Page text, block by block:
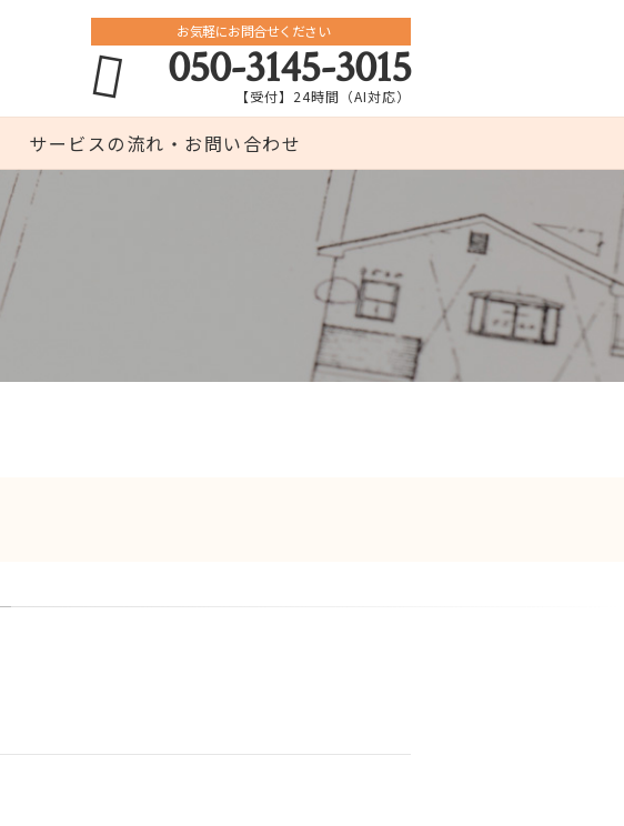
お気軽にお問合せください
050-3145-3015
【受付】24時間（AI対応）
サービスの流れ・お問い合わせ